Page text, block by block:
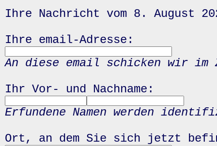
Ihre Nachricht vom 8. August
Ihre email-Adresse:
An diese email schicken wir
Ihr Vor- und Nachname:
Erfundene Namen werden
Ort, an dem Sie sich jetzt